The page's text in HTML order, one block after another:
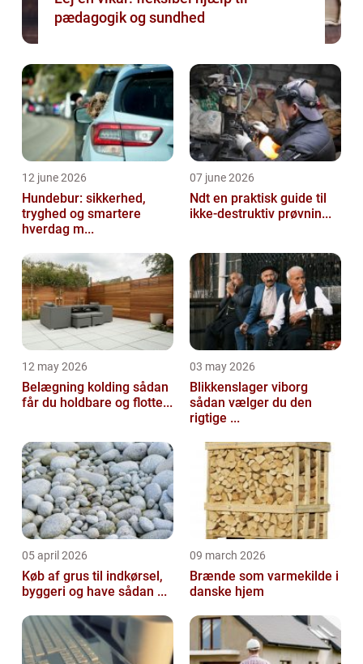
pædagogik og sundhed
12 june 2026
Hundebur: sikkerhed,
tryghed og smartere
hverdag m...
07 june 2026
Ndt en praktisk guide til
ikke-destruktiv prøvnin...
12 may 2026
Belægning kolding sådan
får du holdbare og flotte...
03 may 2026
Blikkenslager viborg
sådan vælger du den
rigtige ...
05 april 2026
Køb af grus til indkørsel,
byggeri og have sådan ...
09 march 2026
Brænde som varmekilde i
danske hjem